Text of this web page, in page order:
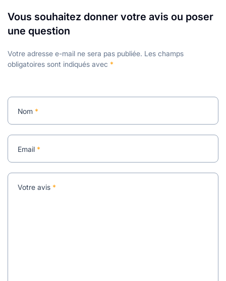
Vous souhaitez donner votre avis ou poser
une question
Votre adresse e-mail ne sera pas publiée. Les champs
obligatoires sont indiqués avec *
Votre avis *
Nom *
Email *